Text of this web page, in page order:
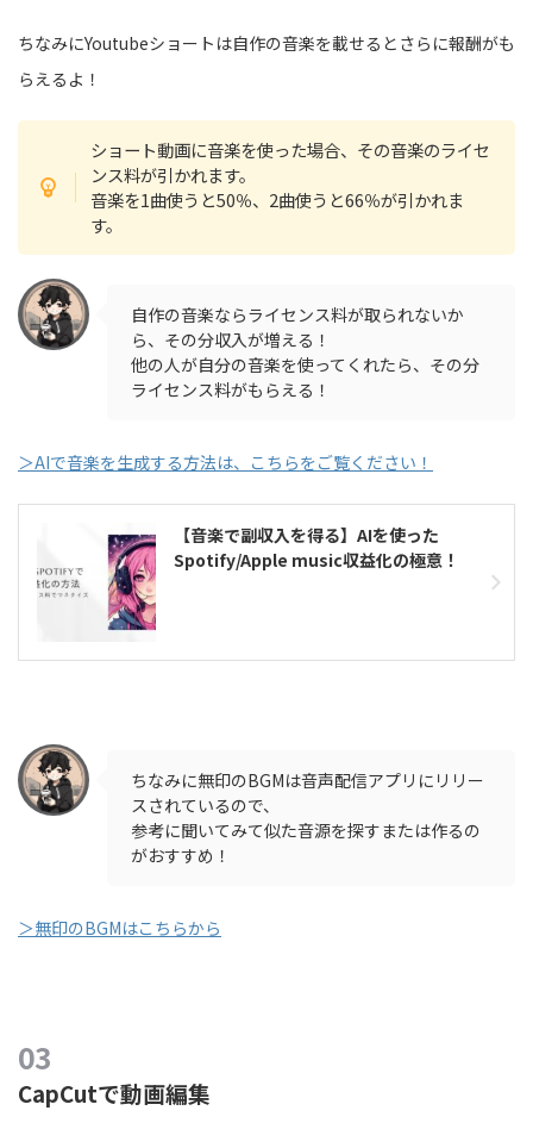
ちなみにYoutubeショートは自作の音楽を載せるとさらに報酬がも
らえるよ！
ショート動画に音楽を使った場合、その音楽のライセ
ンス料が引かれます。
音楽を1曲使うと50％、2曲使うと66％が引かれま
す。
自作の音楽ならライセンス料が取られないか
ら、その分収入が増える！
他の人が自分の音楽を使ってくれたら、その分
ライセンス料がもらえる！
＞AIで音楽を生成する方法は、こちらをご覧ください！
【音楽で副収入を得る】AIを使った
Spotify/Apple music収益化の極意！
ちなみに無印のBGMは音声配信アプリにリリー
スされているので、
参考に聞いてみて似た音源を探すまたは作るの
がおすすめ！
＞無印のBGMはこちらから
CapCutで動画編集